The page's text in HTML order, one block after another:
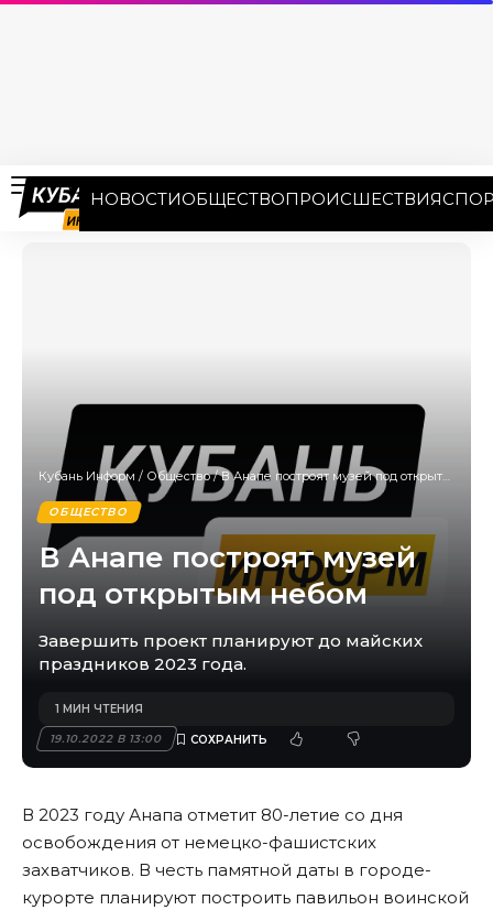
НОВОСТИОБЩЕСТВОПРОИСШЕСТВИЯ
Кубань Информ / Общество/В Анапе построят музей под открытым небом
ОБЩЕСТВО
В Анапе построят музей
под открытым небом
Завершить проект планируют до майских
праздников 2023 года.
19.10.2022 В 13:00
1 МИН ЧТЕНИЯ
В 2023 году Анапа отметит 80-летие со дня
освобождения от немецко-фашистских
захватчиков. В честь памятной даты в городе-
курорте планируют построить павильон воинской